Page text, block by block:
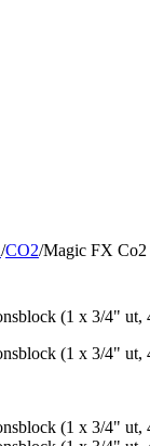
/CO2/Magic FX Co2